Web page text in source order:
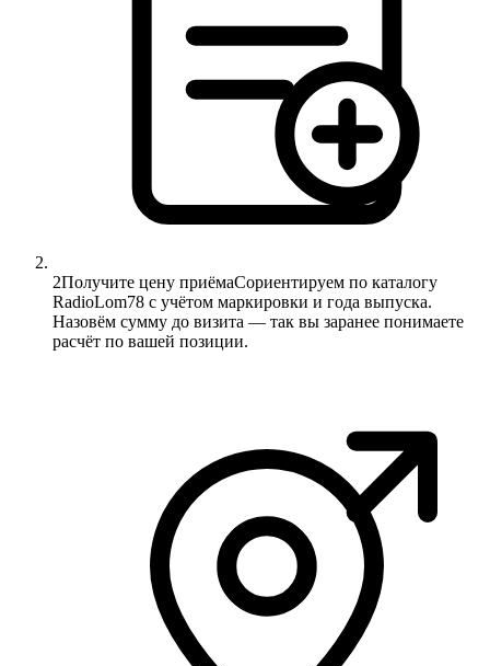
2Получите цену приёмаСориентируем по каталогу
RadioLom78 с учётом маркировки и года выпуска.
Назовём сумму до визита — так вы заранее понимаете
расчёт по вашей позиции.